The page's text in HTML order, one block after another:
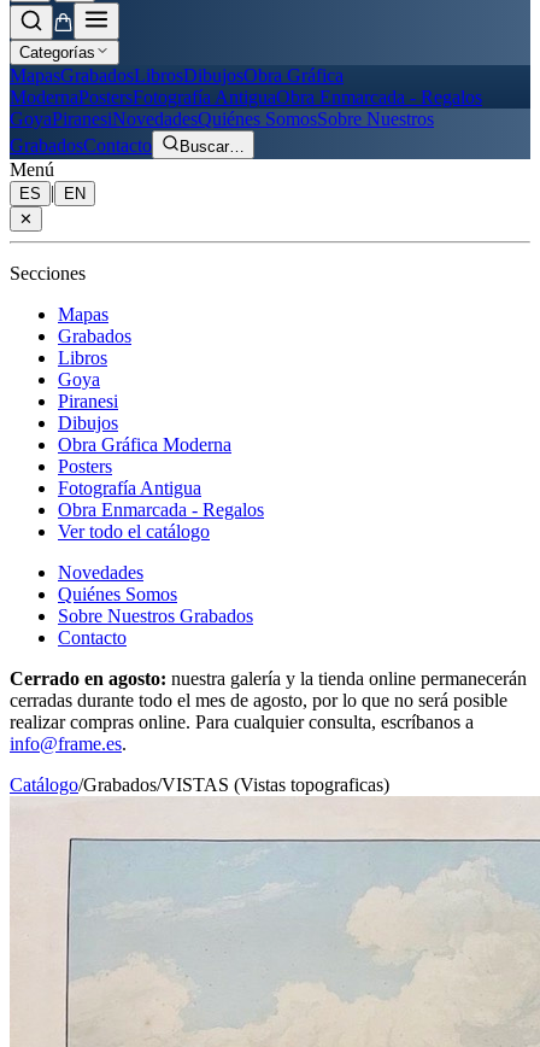
Categorías
MapasGrabadosLibrosDibujosObra Gráfica
ModernaPostersFotografía AntiguaObra Enmarcada - Regalos
GoyaPiranesiNovedadesQuiénes SomosSobre Nuestros
GrabadosContacto Buscar…
Menú
ES |
EN
✕
Secciones
Mapas
Grabados
Libros
Goya
Piranesi
Dibujos
Obra Gráfica Moderna
Posters
Fotografía Antigua
Obra Enmarcada - Regalos
Ver todo el catálogo
Novedades
Quiénes Somos
Sobre Nuestros Grabados
Contacto
Cerrado en agosto: nuestra galería y la tienda online permanecerán
cerradas durante todo el mes de agosto, por lo que no será posible
realizar compras online. Para cualquier consulta, escríbanos a
info@frame.es.
Catálogo/Grabados/VISTAS (Vistas topograficas)